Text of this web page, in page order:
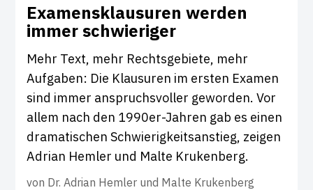
Exa­mens­klau­suren werden
immer schwie­riger
Mehr Text, mehr Rechtsgebiete, mehr
Aufgaben: Die Klausuren im ersten Examen
sind immer anspruchsvoller geworden. Vor
allem nach den 1990er-Jahren gab es einen
dramatischen Schwierigkeitsanstieg, zeigen
Adrian Hemler und Malte Krukenberg.
von Dr. Adrian Hemler und Malte Krukenberg